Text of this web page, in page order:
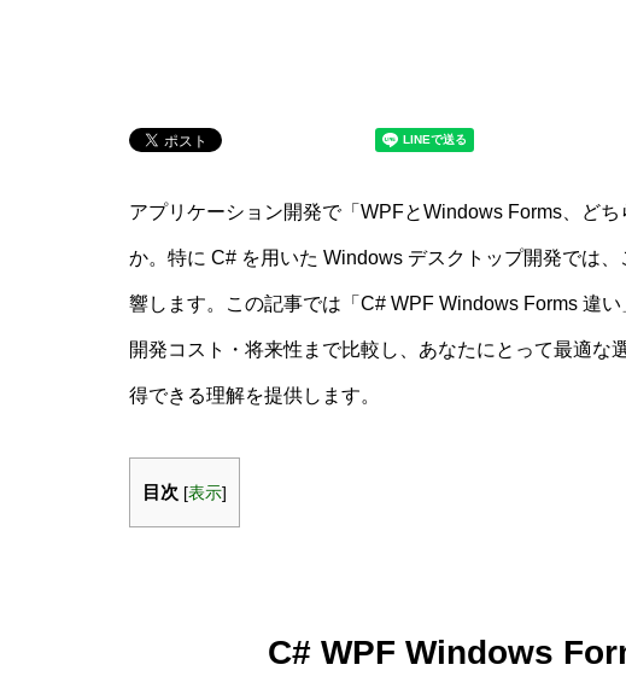
アプリケーション開発で「WPFとWindows Forms、ど
か。特に C# を用いた Windows デスクトップ開発では
響します。この記事では「C# WPF Windows Forms 違
開発コスト・将来性まで比較し、あなたにとって最適な
得できる理解を提供します。
目次 [表示]
C# WPF Windows